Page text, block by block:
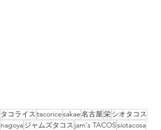
タコライス tacoricesakae名古屋栄シオタコス
nagoyaジャムズタコス jam's TACOSsiotacosa